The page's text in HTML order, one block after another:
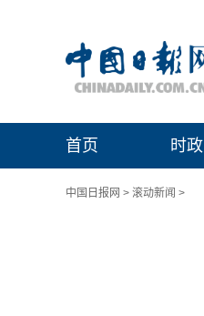
首页 时政
中国日报网 > 滚动新闻 >